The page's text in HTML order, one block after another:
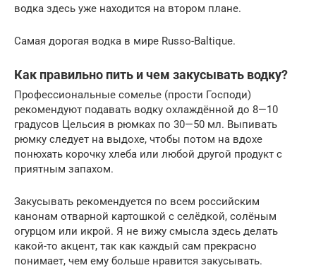
водка здесь уже находится на втором плане.
Самая дорогая водка в мире Russo-Baltique.
Как правильно пить и чем закусывать водку?
Профессиональные сомелье (прости Господи)
рекомендуют подавать водку охлаждённой до 8—10
градусов Цельсия в рюмках по 30—50 мл. Выпивать
рюмку следует на выдохе, чтобы потом на вдохе
понюхать корочку хлеба или любой другой продукт с
приятным запахом.
Закусывать рекомендуется по всем российским
канонам отварной картошкой с селёдкой, солёным
огурцом или икрой. Я не вижу смысла здесь делать
какой-то акцент, так как каждый сам прекрасно
понимает, чем ему больше нравится закусывать.